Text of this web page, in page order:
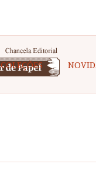
COLEÇÕES